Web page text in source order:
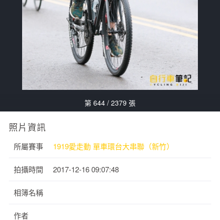
第 644 / 2379 張
照片資訊
所屬賽事 1919愛走動 單車環台大串聯（新竹）
拍攝時間 2017-12-16 09:07:48
相簿名稱
作者